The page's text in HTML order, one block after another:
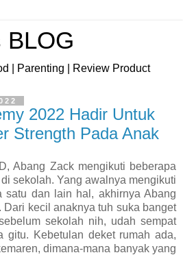
BLOG
| Parenting | Review Product
2022 Hadir Untuk
Strength Pada Anak
Abang Zack mengikuti beberapa
sekolah. Yang awalnya mengikuti
satu dan lain hal, akhirnya Abang
kecil anaknya tuh suka banget
sekolah nih, udah sempat
gitu. Kebetulan deket rumah ada,
dimana-mana banyak yang